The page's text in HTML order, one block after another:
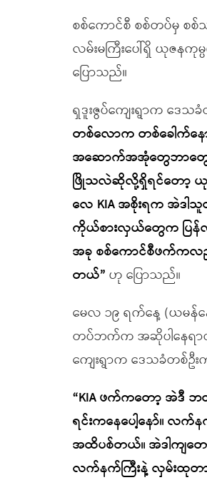
စစ်ကောင်စီ စစ်တပ်မှ စစ်သ
လမ်းမကြီးပေါ်ရှိ ယုဇနကု
ပြောသည်။
ရှဒူးဇွပ်ကျေးရွာက ဒေသ
တစ်လောက တစ်ခေါက်နေ
အဆောက်အအုံတွေဘာတွေ
ဖြိုသလဲဆိုလို့ရှိရင်တော့ ယု
လေ KIA အစိုးရက အဲဒါ
ကိုယ်စားလှယ်တွေက ပြ
အခု စစ်ကောင်စီဖက်ကလည်
တယ်” ဟု ပြောသည်။
မေလ ၁၉ ရက်နေ့ (ယမန်န
တပ်ဘက်က အဆိုပါနေရ
ကျေးရွာက ဒေသခံတစ်ဦး
“KIA ဖက်ကတော့ အဲဒီ ဘ
ရင်းကနေပေါ့နော်။ လ
အထိပစ်တယ်။ အဲဒါကျတေ
လက်နက်ကြီးနဲ့ လှမ်းထုတာ